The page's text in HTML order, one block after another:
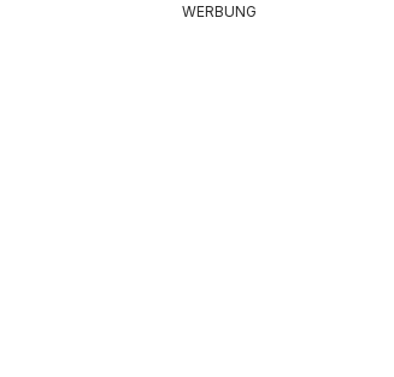
WERBUNG